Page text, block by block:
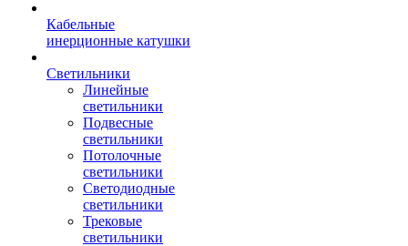
Кабельные
инерционные катушки
Светильники
Линейные
светильники
Подвесные
светильники
Потолочные
светильники
Светодиодные
светильники
Трековые
светильники